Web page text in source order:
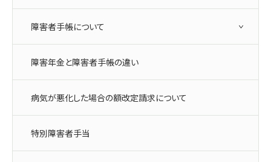
障害者手帳について
障害年金と障害者手帳の違い
病気が悪化した場合の額改定請求について
特別障害者手当